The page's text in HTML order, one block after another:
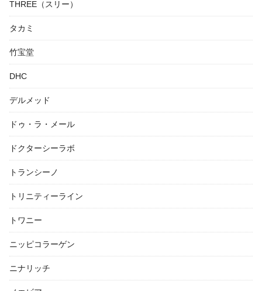
THREE（スリー）
タカミ
竹宝堂
DHC
デルメッド
ドゥ・ラ・メール
ドクターシーラボ
トランシーノ
トリニティーライン
トワニー
ニッピコラーゲン
ニナリッチ